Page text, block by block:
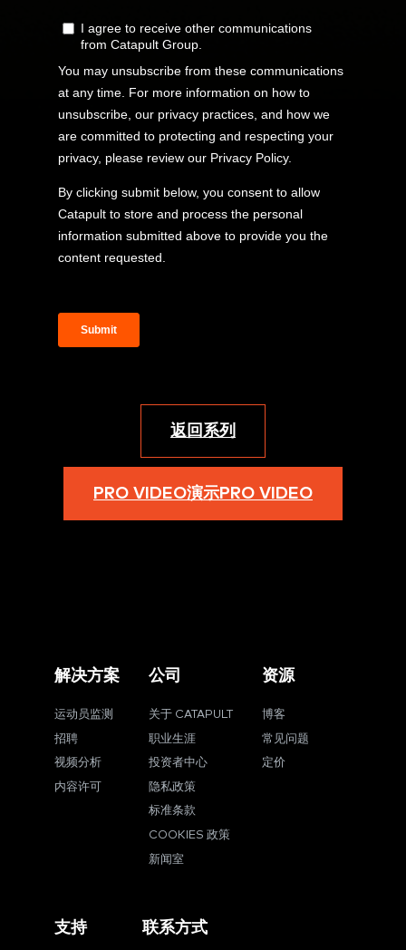
返回系列
PRO VIDEO演示PRO VIDEO
解决方案
运动员监测
招聘
视频分析
内容许可
公司
关于 CATAPULT
职业生涯
投资者中心
隐私政策
标准条款
COOKIES 政策
新闻室
资源
博客
常见问题
定价
支持 联系方式